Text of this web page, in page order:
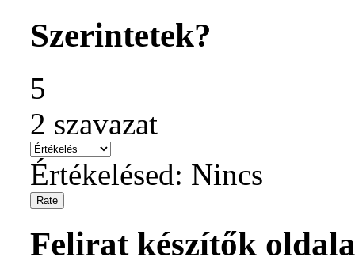
Szerintetek?
5
2 szavazat
Értékelésed: Nincs
Felirat készítők